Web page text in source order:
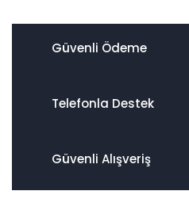
Güvenli Ödeme
Telefonla Destek
Güvenli Alışveriş